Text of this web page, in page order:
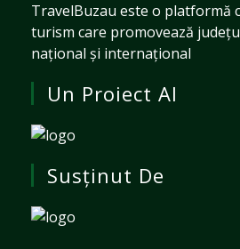
TravelBuzau este o platformă
turism care promovează
național și internațional
Un Proiect Al
Susținut De